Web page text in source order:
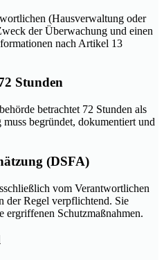
(Hausverwaltung oder
der Überwachung und einen
nach Artikel 13
Stunden
betrachtet 72 Stunden als
begründet, dokumentiert und
(DSFA)
vom Verantwortlichen
der Regel verpflichtend. Sie
ergriffenen Schutzmaßnahmen.